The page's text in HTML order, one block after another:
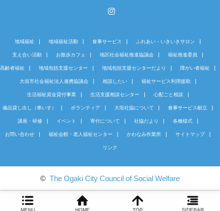
地域福祉 地域福祉活動 食事サービス ふれあい・いきいきサロン
支え合い活動 お散歩カフェ 地区社会福祉推進協議会 福祉推進委員
高齢者福祉 地域包括支援センター 地域包括支援センターだより 障がい者福祉
大垣市社会福祉法人連携協議会 相談したい 福祉サービス利用援助
生活福祉資金貸付事業 生活支援相談センター 心配ごと相談
備品貸し出し（車いす） ボランティア 大垣社協について 食事サービス献立
講座・研修 イベント 寄付について 社協だより 各種様式
お問い合わせ 福祉会館・老人福祉センター かわなみ作業所 サイトマップ
リンク
MENU HOME TOP SIDEBAR
© The Ogaki City Council of Social Welfare